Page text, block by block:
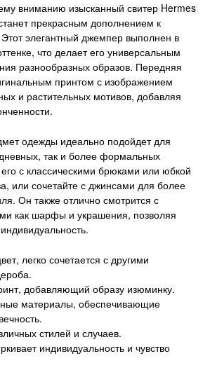
вниманию изысканный свитер Hermes
прекрасным дополнением к
элегантный джемпер выполнен в
что делает его универсальным
разнообразных образов. Передняя
принтом с изображением
и растительных мотивов, добавляя
одежды идеально подойдет для
так и более формальных
с классическими брюками или юбкой
или сочетайте с джинсами для более
Он также отлично смотрится с
как шарфы и украшения, позволяя
легко сочетается с другими
добавляющий образу изюминку.
материалы, обеспечивающие
стилей и случаев.
индивидуальность и чувство